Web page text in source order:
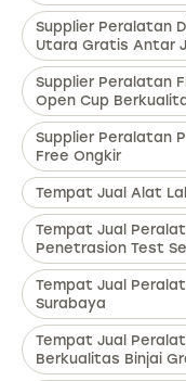
Supplier Peralatan
Utara Gratis Antar
Supplier Peralatan
Open Cup
Supplier Peralatan
Free Ongkir
Tempat Jual Alat
Tempat Jual
Penetrasion Test
Tempat Jual
Surabaya
Tempat Jual
Berkualitas Binjai